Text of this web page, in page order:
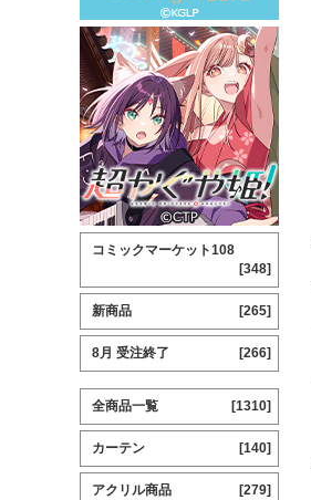
コミックマーケット108
[348]
新商品 [265]
8月 受注終了 [266]
全商品一覧 [1310]
カーテン [140]
アクリル商品 [279]